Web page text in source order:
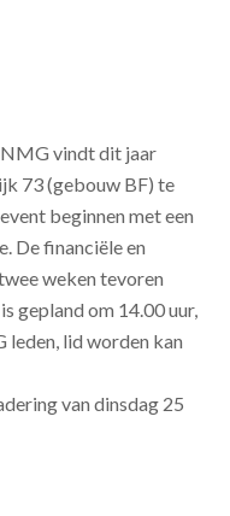
NMG vindt dit jaar
73 (gebouw BF) te
beginnen met een
De financiële en
weken tevoren
gepland om 14.00 uur,
lid worden kan
van dinsdag 25